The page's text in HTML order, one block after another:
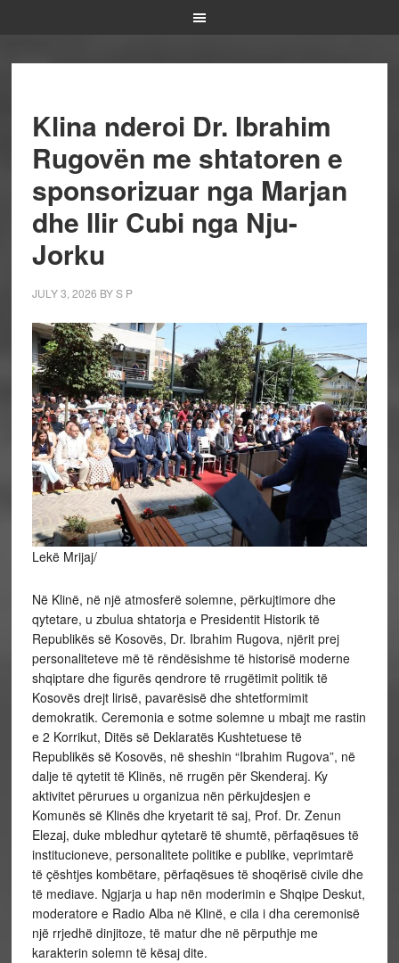
Klina nderoi Dr. Ibrahim
Rugovën me shtatoren e
sponsorizuar nga Marjan
dhe Ilir Cubi nga Nju-
Jorku
JULY 3, 2026 BYS P
Lekë Mrijaj/
Në Klinë, në një atmosferë solemne, përkujtimore dhe
qytetare, u zbulua shtatorja e Presidentit Historik të
Republikës së Kosovës, Dr. Ibrahim Rugova, njërit prej
personaliteteve më të rëndësishme të historisë moderne
shqiptare dhe figurës qendrore të rrugëtimit politik të
Kosovës drejt lirisë, pavarësisë dhe shtetformimit
demokratik. Ceremonia e sotme solemne u mbajt me rastin
e 2 Korrikut, Ditës së Deklaratës Kushtetuese të
Republikës së Kosovës, në sheshin “Ibrahim Rugova”, në
dalje të qytetit të Klinës, në rrugën për Skenderaj. Ky
aktivitet përurues u organizua nën përkujdesjen e
Komunës së Klinës dhe kryetarit të saj, Prof. Dr. Zenun
Elezaj, duke mbledhur qytetarë të shumtë, përfaqësues të
institucioneve, personalitete politike e publike, veprimtarë
të çështjes kombëtare, përfaqësues të shoqërisë civile dhe
të mediave. Ngjarja u hap nën moderimin e Shqipe Deskut,
moderatore e Radio Alba në Klinë, e cila i dha ceremonisë
një rrjedhë dinjitoze, të matur dhe në përputhje me
karakterin solemn të kësaj dite.